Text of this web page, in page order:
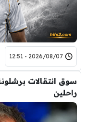
2026/08/07 - 12:51
راحلين